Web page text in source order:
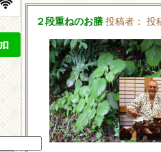
２段重ねのお膳 投稿者： 投